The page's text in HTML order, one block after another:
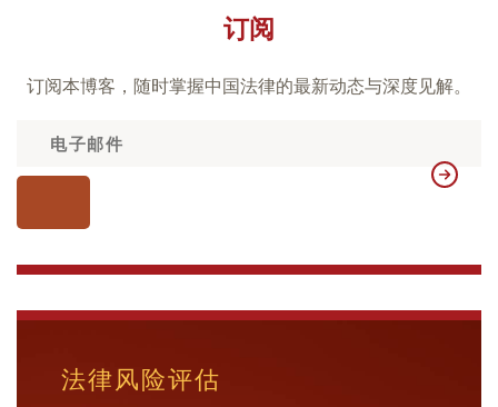
订阅
订阅本博客，随时掌握中国法律的最新动态与深度见解。
法律风险评估